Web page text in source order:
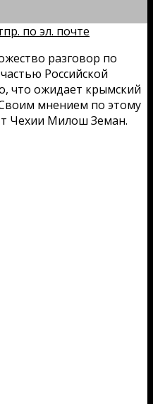
по эл. почте
разговор по
Российской
что ожидает крымский
мнением по этому
Чехии Милош Земан.